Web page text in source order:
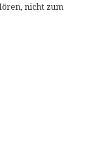
nicht zum